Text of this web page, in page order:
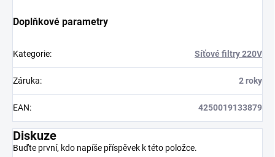
Doplňkové parametry
Kategorie: Síťové filtry 220V
Záruka: 2 roky
EAN: 4250019133879
Diskuze
Buďte první, kdo napíše příspěvek k této položce.